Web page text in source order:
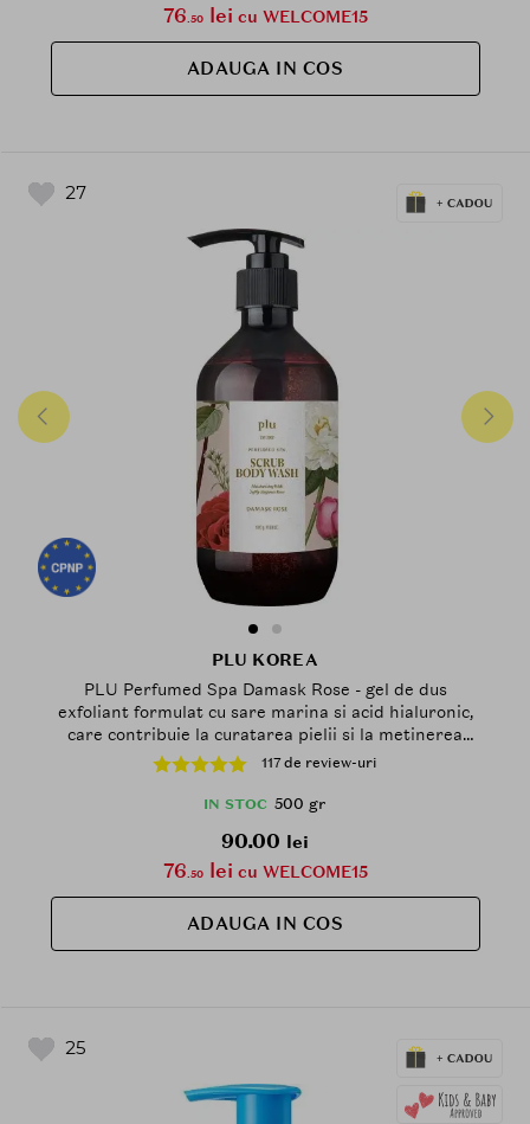
76.50lei cu WELCOME15
ADAUGA IN COS
27
PLU KOREA
PLU Perfumed Spa Damask Rose - gel de dus
exfoliant formulat cu sare marina si acid hialuronic,
care contribuie la curatarea pielii si la metinerea
hidratarii - 500 gr
117 de review-uri
IN STOC 500 gr
90.00 lei
76.50lei cu WELCOME15
ADAUGA IN COS
25